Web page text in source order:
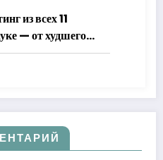
из всех 11
— от худшего